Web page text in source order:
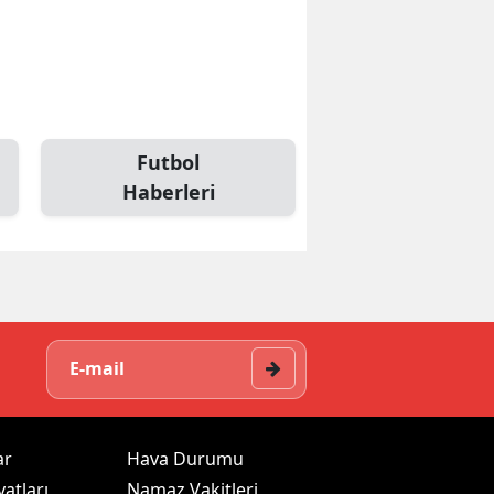
Futbol
Haberleri
Hava Durumu